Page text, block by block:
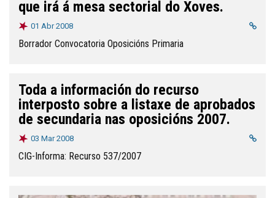
que irá á mesa sectorial do Xoves.
01 Abr 2008
Borrador Convocatoria Oposicións Primaria
Toda a información do recurso
interposto sobre a listaxe de aprobados
de secundaria nas oposicións 2007.
03 Mar 2008
CIG-Informa: Recurso 537/2007